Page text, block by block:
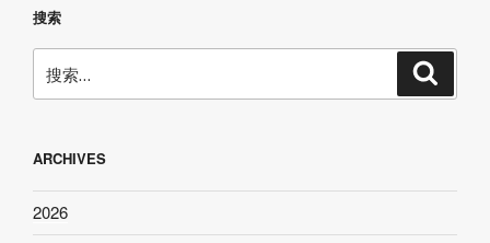
搜索
索：
ARCHIVES
2026